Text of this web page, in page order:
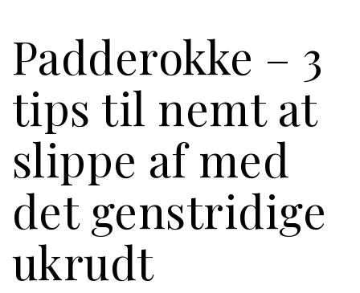
Padderokke – 3
tips til nemt at
slippe af med
det genstridige
ukrudt